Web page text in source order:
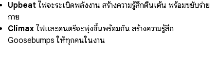
Upbeat ไฟจะระเบิดพลังงาน สร้างความรู้สึกตื่นเต้น พร้อมขยับร่าย
กาย
Climax ไฟและดนตรีจะพุ่งขึ้นพร้อมกัน สร้างความรู้สึก
Goosebumps ให้ทุกคนในงาน